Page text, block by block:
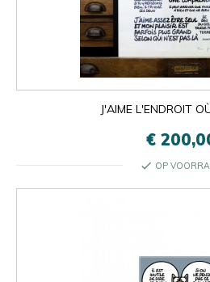
J'AIME L'ENDROIT
€
check OP